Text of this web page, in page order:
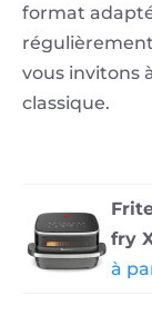
format
vous invitons
classique.
fry
à